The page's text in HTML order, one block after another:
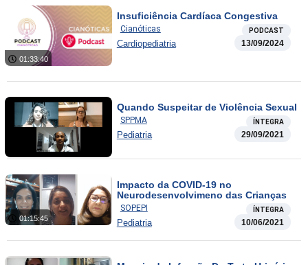
01:33:40
Insuficiência Cardíaca Congestiva
Cianóticas PODCAST
Cardiopediatria 13/09/2024
Quando Suspeitar de Violência Sexual
SPPMA ÍNTEGRA
Pediatria 29/09/2021
01:15:45
Impacto da COVID-19 no
Neurodesenvolvimeno das Crianças
SOPEPI ÍNTEGRA
Pediatria 10/06/2021